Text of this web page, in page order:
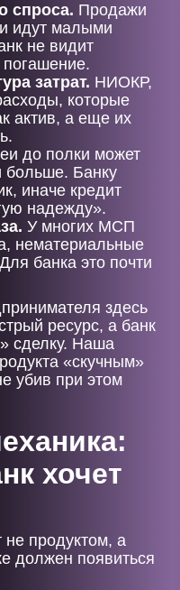
спроса. Продажи
идут малыми
не видит
затрат. НИОКР,
которые
актив, а еще их
до полки может
больше. Банку
иначе кредит
надежду».
У многих МСП
нематериальные
банка это почти
здесь
ресурс, а банк
сделку. Наша
«скучным»
убив при этом
хочет
продуктом, а
должен появиться